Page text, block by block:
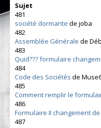
Sujet
481
société dormante de joba
482
Assemblée Générale de
483
Quid??? formulaire
484
Code des Sociétés de
485
Comment remplir le
486
Formulaire II changement
487